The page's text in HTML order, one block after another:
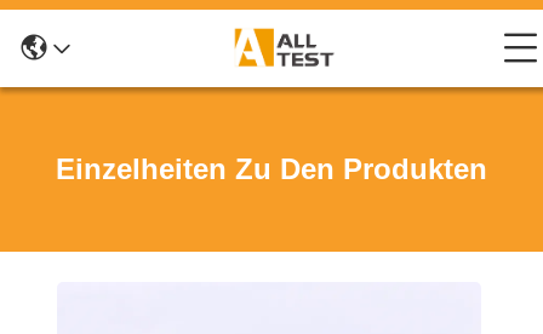
Einzelheiten Zu Den Produkten